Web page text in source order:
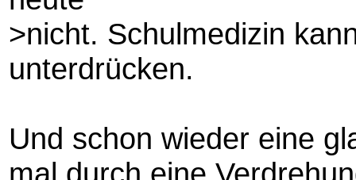
>nicht. Schulmedizin
unterdrücken.
Und schon wieder eine
mal durch eine